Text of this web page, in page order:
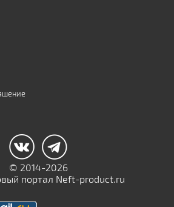
© 2014-2026
портал Neft-product.ru